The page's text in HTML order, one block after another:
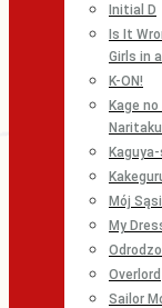
Initial D
Is It
Girls in
K-ON!
Kage
Mój
My
Overlord
Sailor